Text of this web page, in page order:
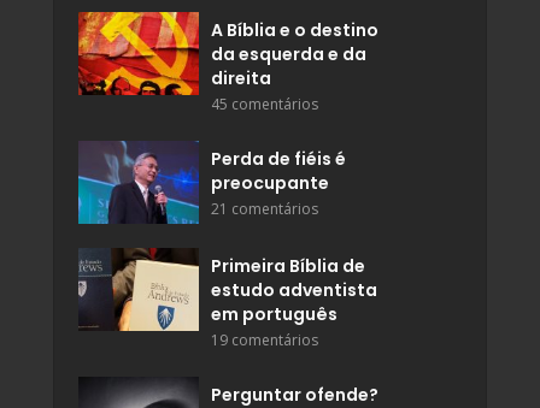
A Bíblia e o destino
da esquerda e da
direita
45 comentários
Perda de fiéis é
preocupante
21 comentários
Primeira Bíblia de
estudo adventista
em português
19 comentários
Perguntar ofende?